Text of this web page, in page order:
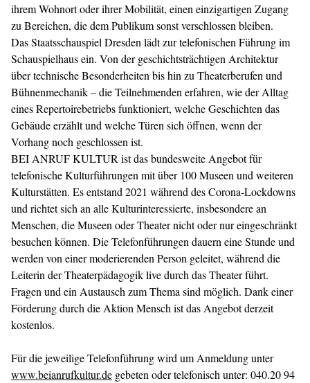
ihrem Wohnort oder ihrer Mobilität, einen einzigartigen Zugang
zu Bereichen, die dem Publikum sonst verschlossen bleiben.
Das Staatsschauspiel Dresden lädt zur telefonischen Führung im
Schauspielhaus ein. Von der geschichtsträchtigen Architektur
über technische Besonderheiten bis hin zu Theaterberufen und
Bühnenmechanik – die Teilnehmenden erfahren, wie der Alltag
eines Repertoirebetriebs funktioniert, welche Geschichten das
Gebäude erzählt und welche Türen sich öffnen, wenn der
Vorhang noch geschlossen ist.
BEI ANRUF KULTUR ist das bundesweite Angebot für
telefonische Kulturführungen mit über 100 Museen und weiteren
Kulturstätten. Es entstand 2021 während des Corona-Lockdowns
und richtet sich an alle Kulturinteressierte, insbesondere an
Menschen, die Museen oder Theater nicht oder nur eingeschränkt
besuchen können. Die Telefonführungen dauern eine Stunde und
werden von einer moderierenden Person geleitet, während die
Leiterin der Theaterpädagogik live durch das Theater führt.
Fragen und ein Austausch zum Thema sind möglich. Dank einer
Förderung durch die Aktion Mensch ist das Angebot derzeit
kostenlos.
Für die jeweilige Telefonführung wird um Anmeldung unter
www.beianrufkultur.de gebeten oder telefonisch unter: 040.20 94